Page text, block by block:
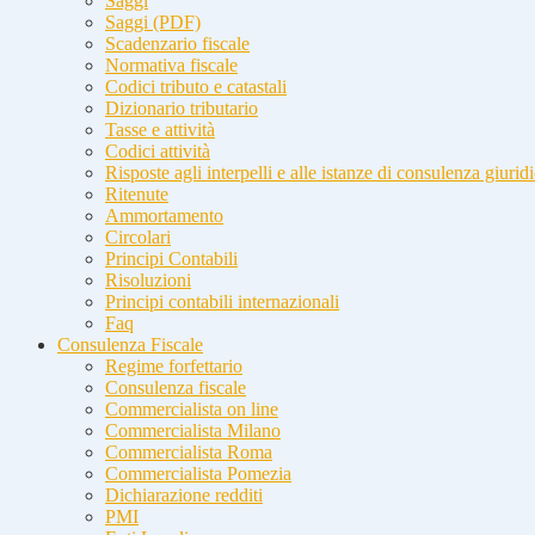
Saggi (PDF)
Scadenzario fiscale
Normativa fiscale
Codici tributo e catastali
Dizionario tributario
Tasse e attività
Codici attività
Risposte agli interpelli e alle istanze di consulenza
Ritenute
Ammortamento
Circolari
Principi Contabili
Risoluzioni
Principi contabili internazionali
Faq
Consulenza Fiscale
Regime forfettario
Consulenza fiscale
Commercialista on line
Commercialista Milano
Commercialista Roma
Commercialista Pomezia
Dichiarazione redditi
PMI